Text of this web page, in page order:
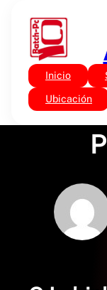
contenido
Inicio
Ubicación
O